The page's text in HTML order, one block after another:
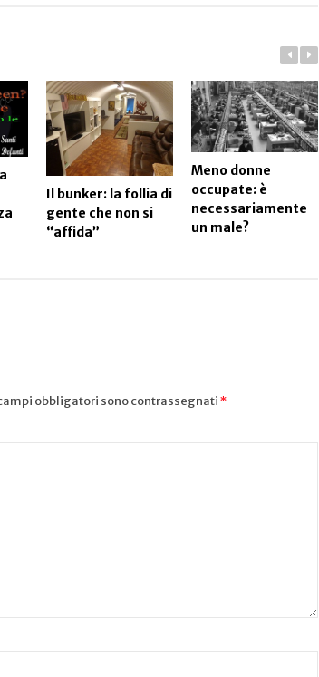
Il bunker: la follia di
gente che non si
“affida”
Meno donne
occupate: è
necessariamente
un male?
obbligatori sono contrassegnati*